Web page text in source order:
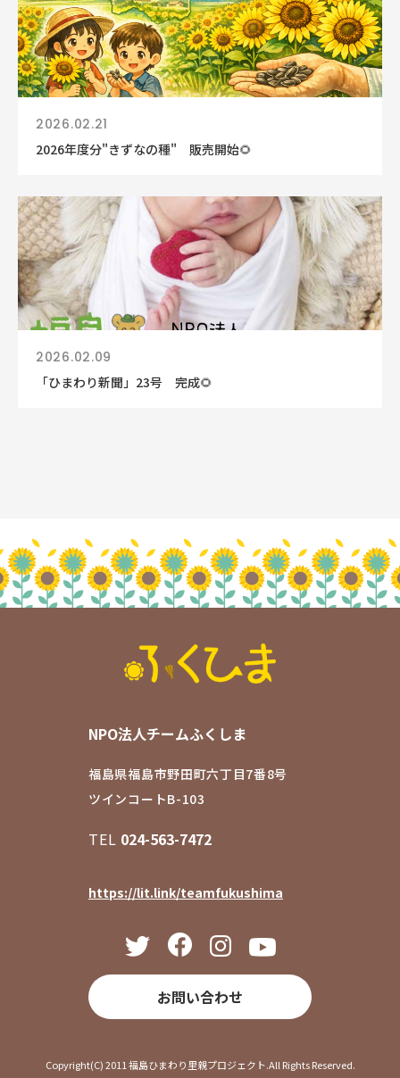
2026.02.21
2026年度分"きずなの種" 販売開始🌻
2026.02.09
「ひまわり新聞」23号 完成🌻
NPO法人チームふくしま
福島県福島市野田町六丁目7番8号
ツインコートB-103
TEL 024-563-7472
https://lit.link/teamfukushima
お問い合わせ
Copyright(C) 2011 福島ひまわり里親プロジェクト.All Rights Reserved.